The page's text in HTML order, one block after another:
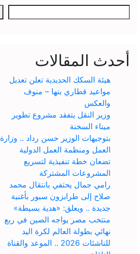
أحدث المقالات
هيئة السكك الحديدية تعلن تعديل
مواعيد قطاري بنها – منوف
والعكس
وزير النقل يتفقد مشروع تطوير
ميناء السخنة
بتوجيهات الوزير حسن رداد .. وزارة
العمل ومنظمة العمل الدولية
تضعان خطة تنفيذية لتسريع
المشروعات المشتركة
رامي جمال يحتفي بانتقال محمد
صلاح إلى طرابزون سبور بأغنية
جديدة .. ويعلق: «هدية بسيطة»
منتخب مصر يواجه الصين في ربع
نهائي بطولة العالم لكرة اليد
للناشئات 2026 .. الموعد والقناة